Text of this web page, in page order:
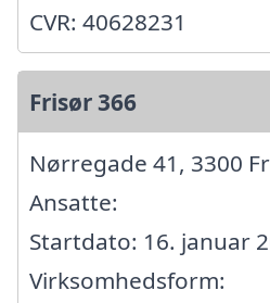
CVR: 40628231
Frisør 366
Nørregade 41, 3300
Ansatte:
Startdato: 16. januar
Virksomhedsform: